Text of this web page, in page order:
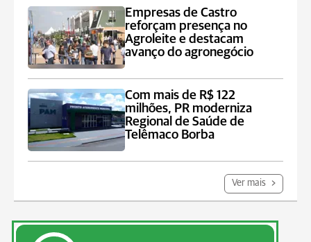
Empresas de Castro
reforçam presença no
Agroleite e destacam
avanço do agronegócio
Com mais de R$ 122
milhões, PR moderniza
Regional de Saúde de
Telêmaco Borba
Ver mais